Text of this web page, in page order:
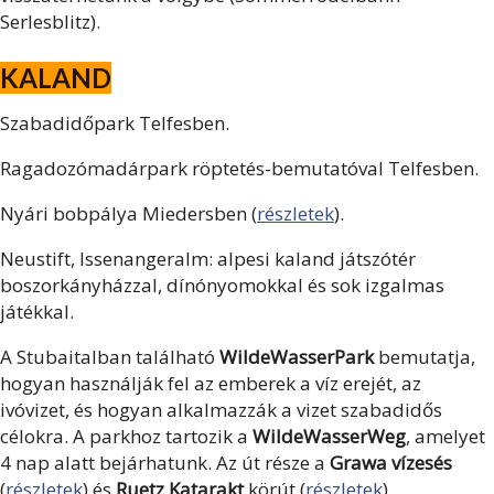
Serlesblitz).
KALAND
Szabadidőpark Telfesben.
Ragadozómadárpark röptetés-bemutatóval Telfesben.
Nyári bobpálya Miedersben (részletek).
Neustift, Issenangeralm: alpesi kaland játszótér
boszorkányházzal, dínónyomokkal és sok izgalmas
játékkal.
A Stubaitalban található WildeWasserParkbemutatja,
hogyan használják fel az emberek a víz erejét, az
ivóvizet, és hogyan alkalmazzák a vizet szabadidős
célokra. A parkhoz tartozik a WildeWasserWeg, amelyet
4 nap alatt bejárhatunk. Az út része a Grawa vízesés